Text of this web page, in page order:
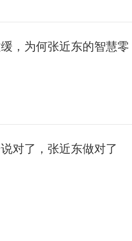
，为何张近东的智慧零
对了，张近东做对了